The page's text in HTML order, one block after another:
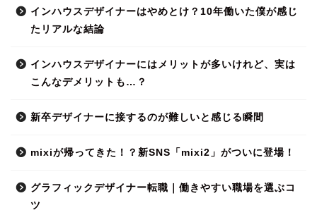
インハウスデザイナーはやめとけ？10年働いた僕が感じ
たリアルな結論
インハウスデザイナーにはメリットが多いけれど、実は
こんなデメリットも…？
新卒デザイナーに接するのが難しいと感じる瞬間
mixiが帰ってきた！？新SNS「mixi2」がついに登場！
グラフィックデザイナー転職｜働きやすい職場を選ぶコ
ツ